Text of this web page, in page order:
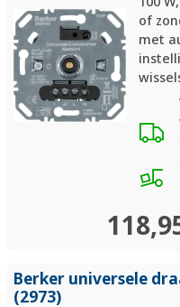
of
met
Berker universele
(2973)